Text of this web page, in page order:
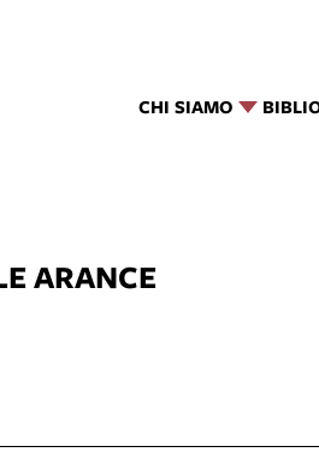
CHI SIAMO
ARANCE